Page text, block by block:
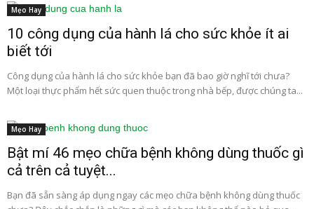
Mẹo Hay
10 công dụng của hành lá cho sức khỏe ít ai
biết tới
Công dụng của hành lá cho sức khỏe bạn đã bao giờ nghĩ tới chưa?
Một loại thực phẩm hết sức quen thuộc trong nhà bếp, được chúng ta...
Mẹo Hay
Bật mí 46 mẹo chữa bệnh không dùng thuốc gì
cả trên cả tuyệt...
Bạn đã sẵn sàng áp dụng ngay các mẹo chữa bệnh không dùng thuốc